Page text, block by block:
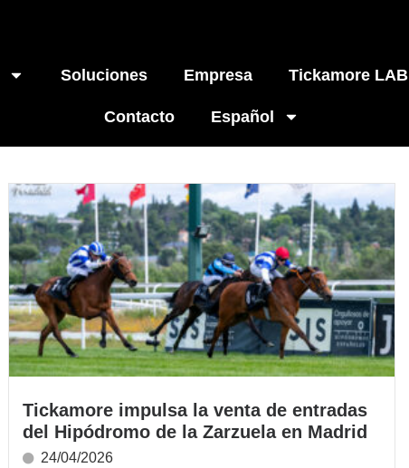
Soluciones Empresa Tickamore LAB
Contacto Español
Tickamore impulsa la venta de entradas
del Hipódromo de la Zarzuela en Madrid
24/04/2026